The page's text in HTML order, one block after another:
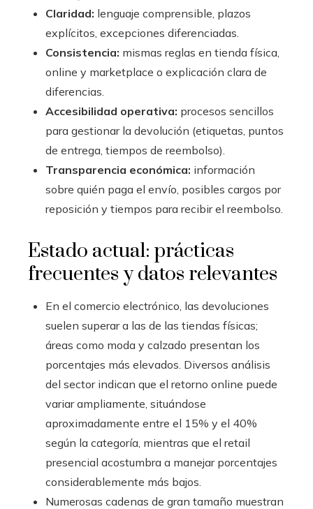
Claridad: lenguaje comprensible, plazos
explícitos, excepciones diferenciadas.
Consistencia: mismas reglas en tienda física,
online y marketplace o explicación clara de
diferencias.
Accesibilidad operativa: procesos sencillos
para gestionar la devolución (etiquetas, puntos
de entrega, tiempos de reembolso).
Transparencia económica: información
sobre quién paga el envío, posibles cargos por
reposición y tiempos para recibir el reembolso.
Estado actual: prácticas
frecuentes y datos relevantes
En el comercio electrónico, las devoluciones
suelen superar a las de las tiendas físicas;
áreas como moda y calzado presentan los
porcentajes más elevados. Diversos análisis
del sector indican que el retorno online puede
variar ampliamente, situándose
aproximadamente entre el 15% y el 40%
según la categoría, mientras que el retail
presencial acostumbra a manejar porcentajes
considerablemente más bajos.
Numerosas cadenas de gran tamaño muestran